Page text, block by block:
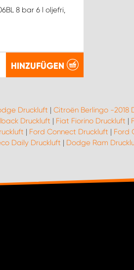
8 bar 6 l oljefri,
HINZUFÜGEN
Druckluft | Citroën Berlingo -2018
Druckluft | Fiat Fiorino Druckluft |
| Ford Connect Druckluft | Ford
Daily Druckluft | Dodge Ram